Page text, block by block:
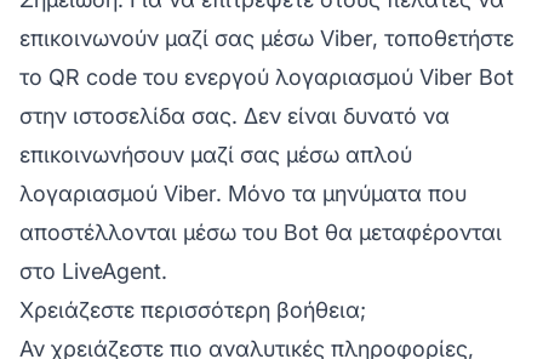
επικοινωνούν μαζί σας μέσω Viber, τοποθετήστε
το QR code του ενεργού λογαριασμού Viber Bot
στην ιστοσελίδα σας. Δεν είναι δυνατό να
επικοινωνήσουν μαζί σας μέσω απλού
λογαριασμού Viber. Μόνο τα μηνύματα που
αποστέλλονται μέσω του Bot θα μεταφέρονται
στο LiveAgent.
Χρειάζεστε περισσότερη βοήθεια;
Αν χρειάζεστε πιο αναλυτικές πληροφορίες,